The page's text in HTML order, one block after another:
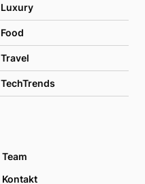
Luxury
Food
Travel
TechTrends
Team
Kontakt